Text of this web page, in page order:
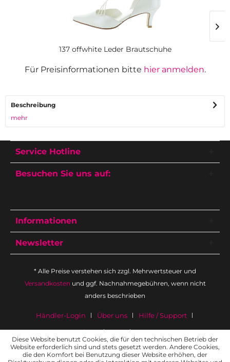
137 offwhite Leder Brautschuhe
Für Preisinformationen bitte hier anmelden.
Beschreibung
mehr
Service Hotline
Besuchen Sie uns auf:
Informationen
Newsletter
* Alle Preise verstehen sich zzgl. Mehrwertsteuer und
Versandkosten und ggf. Nachnahmegebühren, wenn nicht
anders beschrieben
Händler-Login Über uns
Hilfe / Support
Datenschutz
AGB Impressum
Diese Website benutzt Cookies, die für den technischen Betrieb der
Website erforderlich sind und stets gesetzt werden. Andere Cookies,
die den Komfort bei Benutzung dieser Website erhöhen, der